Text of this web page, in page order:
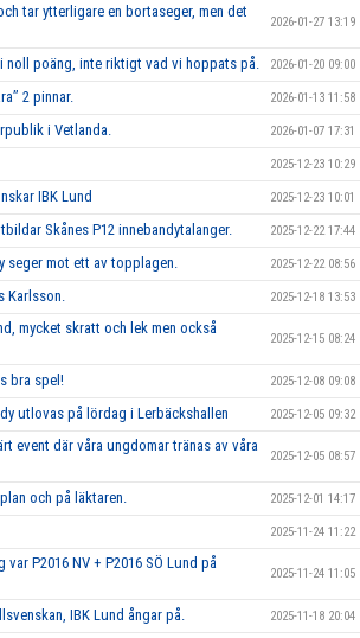
tar ytterligare en bortaseger, men det
2026-01-27 13:19
noll poäng, inte riktigt vad vi hoppats på. 2026-01-20 09:00
2 pinnar. 2026-01-13 11:58
i Vetlanda. 2026-01-07 17:31
2025-12-23 10:29
IBK Lund 2025-12-23 10:01
Skånes P12 innebandytalanger. 2025-12-22 17:44
seger mot ett av topplagen. 2025-12-22 08:56
Karlsson. 2025-12-18 13:53
mycket skratt och lek men också
2025-12-15 08:24
bra spel! 2025-12-08 09:08
utlovas på lördag i Lerbäckshallen 2025-12-05 09:32
event där våra ungdomar tränas av våra
2025-12-05 08:57
och på läktaren. 2025-12-01 14:17
2025-11-24 11:22
P2016 NV + P2016 SÖ Lund på
2025-11-24 11:05
IBK Lund ångar på. 2025-11-18 20:04